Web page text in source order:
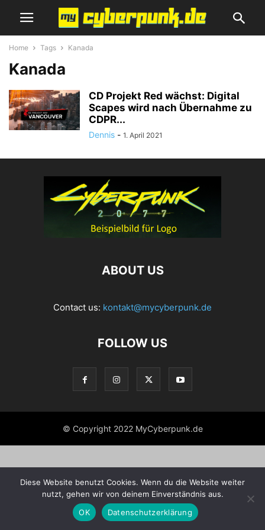
Home Tags Kanada
Kanada
CD Projekt Red wächst: Digital
Scapes wird nach Übernahme zu
CDPR...
Dennis - 1. April 2021
ABOUT US
Contact us: kontakt@mycyberpunk.de
FOLLOW US
© Copyright 2022 MyCyberpunk.de
Diese Website benutzt Cookies. Wenn du die Website weiter
nutzt, gehen wir von deinem Einverständnis aus.
OK
Datenschutzerklärung